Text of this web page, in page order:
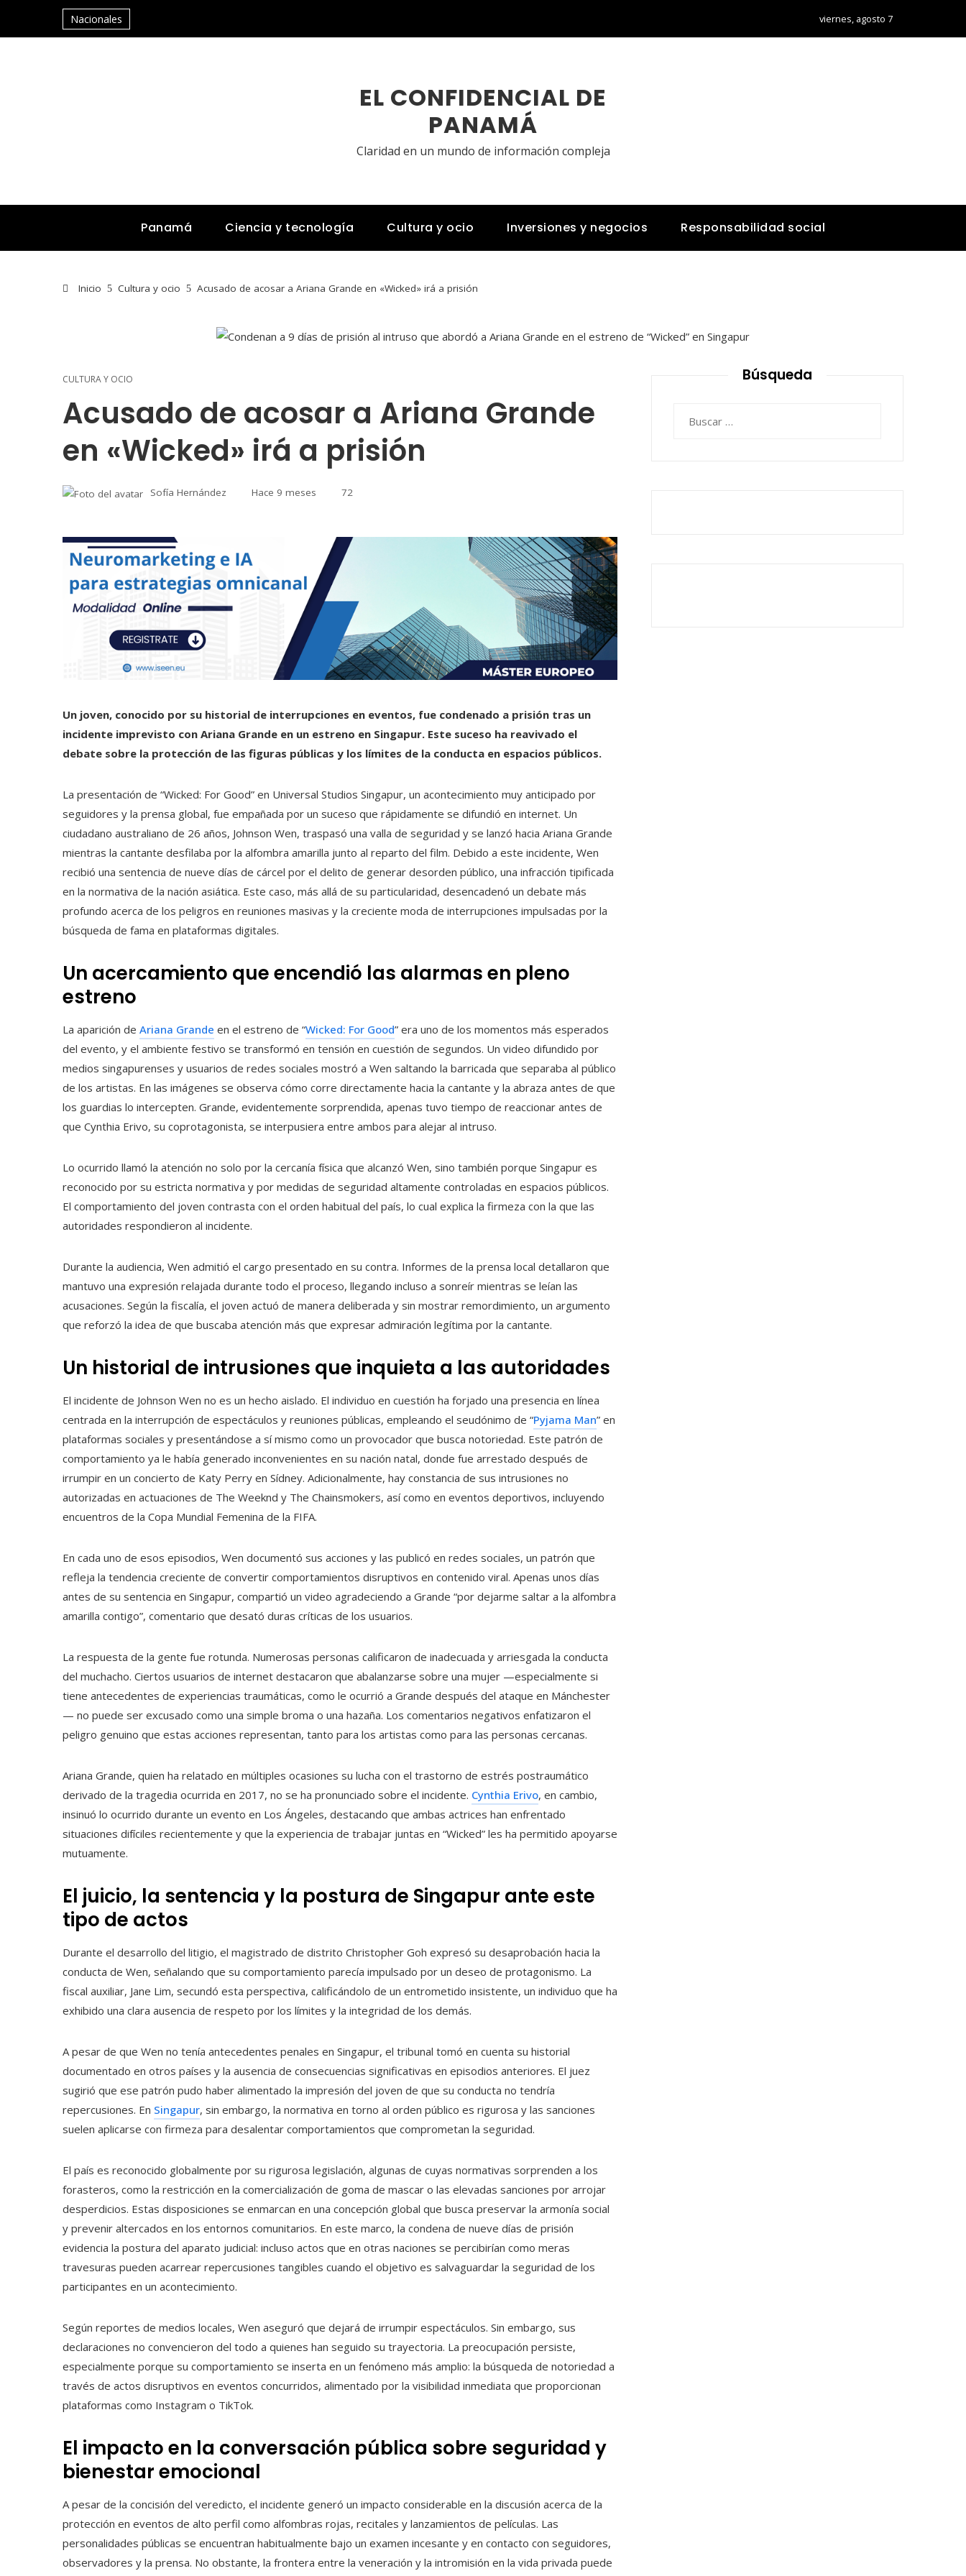
Nacionales viernes, agosto 7
EL CONFIDENCIAL DE
PANAMÁ
Claridad en un mundo de información compleja
Panamá Ciencia y tecnología Cultura y ocio Inversiones y negocios Responsabilidad social
Inicio Cultura y ocio Acusado de acosar a Ariana Grande en «Wicked» irá a prisión
CULTURA Y OCIO
Acusado de acosar a Ariana Grande
en «Wicked» irá a prisión
Sofía Hernández Hace 9 meses 72
Un joven, conocido por su historial de interrupciones en eventos, fue condenado a prisión tras un
incidente imprevisto con Ariana Grande en un estreno en Singapur. Este suceso ha reavivado el
debate sobre la protección de las figuras públicas y los límites de la conducta en espacios públicos.
La presentación de “Wicked: For Good” en Universal Studios Singapur, un acontecimiento muy anticipado por
seguidores y la prensa global, fue empañada por un suceso que rápidamente se difundió en internet. Un
ciudadano australiano de 26 años, Johnson Wen, traspasó una valla de seguridad y se lanzó hacia Ariana Grande
mientras la cantante desfilaba por la alfombra amarilla junto al reparto del film. Debido a este incidente, Wen
recibió una sentencia de nueve días de cárcel por el delito de generar desorden público, una infracción tipificada
en la normativa de la nación asiática. Este caso, más allá de su particularidad, desencadenó un debate más
profundo acerca de los peligros en reuniones masivas y la creciente moda de interrupciones impulsadas por la
búsqueda de fama en plataformas digitales.
Un acercamiento que encendió las alarmas en pleno
estreno
La aparición de Ariana Grande en el estreno de “Wicked: For Good” era uno de los momentos más esperados
del evento, y el ambiente festivo se transformó en tensión en cuestión de segundos. Un video difundido por
medios singapurenses y usuarios de redes sociales mostró a Wen saltando la barricada que separaba al público
de los artistas. En las imágenes se observa cómo corre directamente hacia la cantante y la abraza antes de que
los guardias lo intercepten. Grande, evidentemente sorprendida, apenas tuvo tiempo de reaccionar antes de
que Cynthia Erivo, su coprotagonista, se interpusiera entre ambos para alejar al intruso.
Lo ocurrido llamó la atención no solo por la cercanía física que alcanzó Wen, sino también porque Singapur es
reconocido por su estricta normativa y por medidas de seguridad altamente controladas en espacios públicos.
El comportamiento del joven contrasta con el orden habitual del país, lo cual explica la firmeza con la que las
autoridades respondieron al incidente.
Durante la audiencia, Wen admitió el cargo presentado en su contra. Informes de la prensa local detallaron que
mantuvo una expresión relajada durante todo el proceso, llegando incluso a sonreír mientras se leían las
acusaciones. Según la fiscalía, el joven actuó de manera deliberada y sin mostrar remordimiento, un argumento
que reforzó la idea de que buscaba atención más que expresar admiración legítima por la cantante.
Un historial de intrusiones que inquieta a las autoridades
El incidente de Johnson Wen no es un hecho aislado. El individuo en cuestión ha forjado una presencia en línea
centrada en la interrupción de espectáculos y reuniones públicas, empleando el seudónimo de “Pyjama Man” en
plataformas sociales y presentándose a sí mismo como un provocador que busca notoriedad. Este patrón de
comportamiento ya le había generado inconvenientes en su nación natal, donde fue arrestado después de
irrumpir en un concierto de Katy Perry en Sídney. Adicionalmente, hay constancia de sus intrusiones no
autorizadas en actuaciones de The Weeknd y The Chainsmokers, así como en eventos deportivos, incluyendo
encuentros de la Copa Mundial Femenina de la FIFA.
En cada uno de esos episodios, Wen documentó sus acciones y las publicó en redes sociales, un patrón que
refleja la tendencia creciente de convertir comportamientos disruptivos en contenido viral. Apenas unos días
antes de su sentencia en Singapur, compartió un video agradeciendo a Grande “por dejarme saltar a la alfombra
amarilla contigo”, comentario que desató duras críticas de los usuarios.
La respuesta de la gente fue rotunda. Numerosas personas calificaron de inadecuada y arriesgada la conducta
del muchacho. Ciertos usuarios de internet destacaron que abalanzarse sobre una mujer —especialmente si
tiene antecedentes de experiencias traumáticas, como le ocurrió a Grande después del ataque en Mánchester
— no puede ser excusado como una simple broma o una hazaña. Los comentarios negativos enfatizaron el
peligro genuino que estas acciones representan, tanto para los artistas como para las personas cercanas.
Ariana Grande, quien ha relatado en múltiples ocasiones su lucha con el trastorno de estrés postraumático
derivado de la tragedia ocurrida en 2017, no se ha pronunciado sobre el incidente. Cynthia Erivo, en cambio,
insinuó lo ocurrido durante un evento en Los Ángeles, destacando que ambas actrices han enfrentado
situaciones difíciles recientemente y que la experiencia de trabajar juntas en “Wicked” les ha permitido apoyarse
mutuamente.
El juicio, la sentencia y la postura de Singapur ante este
tipo de actos
Durante el desarrollo del litigio, el magistrado de distrito Christopher Goh expresó su desaprobación hacia la
conducta de Wen, señalando que su comportamiento parecía impulsado por un deseo de protagonismo. La
fiscal auxiliar, Jane Lim, secundó esta perspectiva, calificándolo de un entrometido insistente, un individuo que ha
exhibido una clara ausencia de respeto por los límites y la integridad de los demás.
A pesar de que Wen no tenía antecedentes penales en Singapur, el tribunal tomó en cuenta su historial
documentado en otros países y la ausencia de consecuencias significativas en episodios anteriores. El juez
sugirió que ese patrón pudo haber alimentado la impresión del joven de que su conducta no tendría
repercusiones. En Singapur, sin embargo, la normativa en torno al orden público es rigurosa y las sanciones
suelen aplicarse con firmeza para desalentar comportamientos que comprometan la seguridad.
El país es reconocido globalmente por su rigurosa legislación, algunas de cuyas normativas sorprenden a los
forasteros, como la restricción en la comercialización de goma de mascar o las elevadas sanciones por arrojar
desperdicios. Estas disposiciones se enmarcan en una concepción global que busca preservar la armonía social
y prevenir altercados en los entornos comunitarios. En este marco, la condena de nueve días de prisión
evidencia la postura del aparato judicial: incluso actos que en otras naciones se percibirían como meras
travesuras pueden acarrear repercusiones tangibles cuando el objetivo es salvaguardar la seguridad de los
participantes en un acontecimiento.
Según reportes de medios locales, Wen aseguró que dejará de irrumpir espectáculos. Sin embargo, sus
declaraciones no convencieron del todo a quienes han seguido su trayectoria. La preocupación persiste,
especialmente porque su comportamiento se inserta en un fenómeno más amplio: la búsqueda de notoriedad a
través de actos disruptivos en eventos concurridos, alimentado por la visibilidad inmediata que proporcionan
plataformas como Instagram o TikTok.
El impacto en la conversación pública sobre seguridad y
bienestar emocional
A pesar de la concisión del veredicto, el incidente generó un impacto considerable en la discusión acerca de la
protección en eventos de alto perfil como alfombras rojas, recitales y lanzamientos de películas. Las
personalidades públicas se encuentran habitualmente bajo un examen incesante y en contacto con seguidores,
observadores y la prensa. No obstante, la frontera entre la veneración y la intromisión en la vida privada puede
Búsqueda